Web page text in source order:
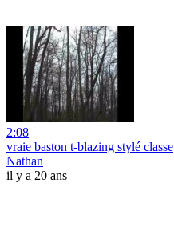
2:08
vraie baston t-blazing stylé classe
Nathan
il y a 20 ans